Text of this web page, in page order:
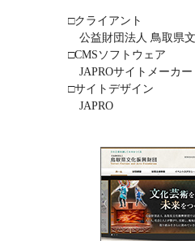
□クライアント
公益財団法人 鳥取県
□CMSソフトウェア
JAPROサイトメーカー
□サイトデザイン
JAPRO